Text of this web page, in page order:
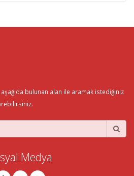
bulunan alan ile aramak istediğiniz
Medya